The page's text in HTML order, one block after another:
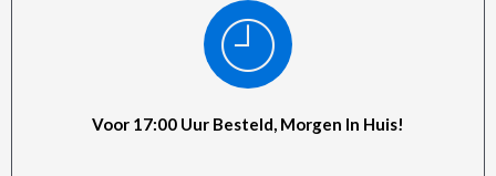
Voor 17:00 Uur Besteld, Morgen In Huis!